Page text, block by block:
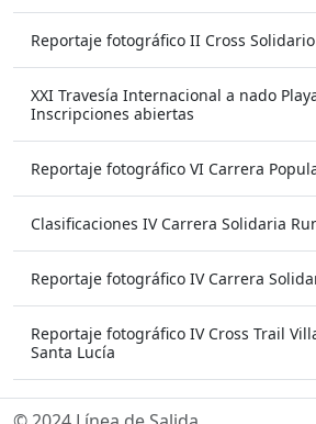
Reportaje fotográfico II Cross
XXI Travesía Internacional a nado
Inscripciones abiertas
Reportaje fotográfico VI Carrera
Clasificaciones IV Carrera Solidaria
Reportaje fotográfico IV Carrera
Reportaje fotográfico IV Cross Trail
Santa Lucía